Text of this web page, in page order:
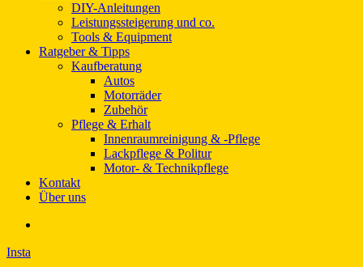
DIY-Anleitungen
Leistungssteigerung und co.
Tools & Equipment
Ratgeber & Tipps
Kaufberatung
Autos
Motorräder
Zubehör
Pflege & Erhalt
Innenraumreinigung & -Pflege
Lackpflege & Politur
Motor- & Technikpflege
Kontakt
Über uns
Insta